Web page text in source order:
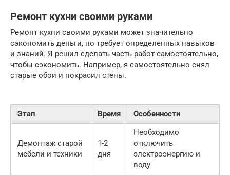
Ремонт кухни своими руками
Ремонт кухни своими руками может значительно
сэкономить деньги, но требует определенных навыков
и знаний. Я решил сделать часть работ самостоятельно,
чтобы сэкономить. Например, я самостоятельно снял
старые обои и покрасил стены.
Этап Время Особенности
Демонтаж старой
мебели и техники
1-2
дня
Необходимо
отключить
электроэнергию и
воду